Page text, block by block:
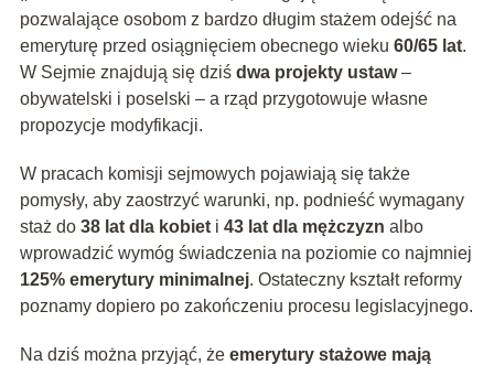
pozwalające osobom z bardzo długim stażem odejść na
emeryturę przed osiągnięciem obecnego wieku 60/65 lat.
W Sejmie znajdują się dziś dwa projekty ustaw–
obywatelski i poselski – a rząd przygotowuje własne
propozycje modyfikacji.
W pracach komisji sejmowych pojawiają się także
pomysły, aby zaostrzyć warunki, np. podnieść wymagany
staż do 38 lat dla kobieti 43 lat dla mężczyzn albo
wprowadzić wymóg świadczenia na poziomie co najmniej
125% emerytury minimalnej. Ostateczny kształt reformy
poznamy dopiero po zakończeniu procesu legislacyjnego.
Na dziś można przyjąć, że emerytury stażowe mają